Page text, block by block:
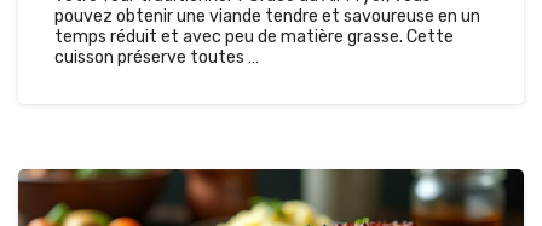
pouvez obtenir une viande tendre et savoureuse en un
temps réduit et avec peu de matière grasse. Cette
cuisson préserve toutes …